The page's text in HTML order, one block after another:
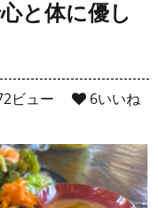
と体に優し
6いいね
ビュー